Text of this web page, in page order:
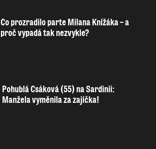
Co prozradilo parte Milana Knížáka – a
proč vypadá tak nezvykle?
Pohublá Csáková (55) na Sardinii:
Manžela vyměnila za zajíčka!